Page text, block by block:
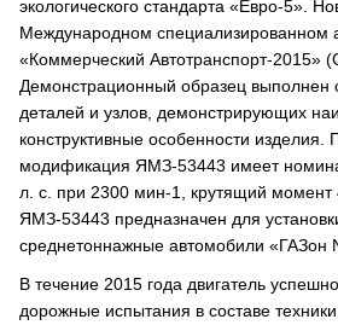
экологического стандарта «Евро-5».
Международном специализированном
«Коммерческий Автотранспорт-2015»
Демонстрационный образец выполнен
деталей и узлов, демонстрирующих
конструктивные особенности изделия.
модификация ЯМЗ-53443 имеет
л. с. при 2300 мин-1, крутящий момент
ЯМЗ-53443 предназначен для
среднетоннажные автомобили «ГАЗон
В течение 2015 года двигатель
дорожные испытания в составе